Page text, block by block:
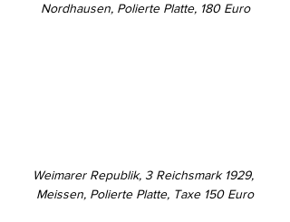
Nordhausen, Polierte Platte, 180 Euro
Weimarer Republik, 3 Reichsmark 1929,
Meissen, Polierte Platte, Taxe 150 Euro